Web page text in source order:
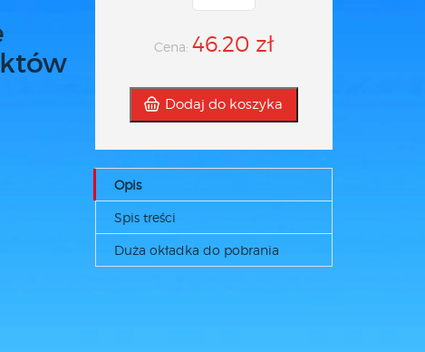
Cena: 46.20 zł
Dodaj do koszyka
Opis
Spis treści
Duża okładka do pobrania